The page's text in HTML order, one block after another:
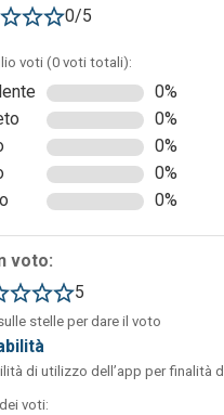
permette di trovare risposte
0/5
voti (0 voti totali):
0%
0%
0%
0%
0%
voto:
5
stelle per dare il voto
di utilizzo dell’app per finalità
voti: